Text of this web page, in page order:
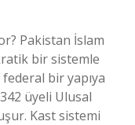
Pakistan İslam
bir sistemle
bir yapıya
üyeli Ulusal
Kast sistemi